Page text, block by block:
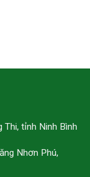
Thi, tỉnh Ninh Bình
Nhơn Phú,